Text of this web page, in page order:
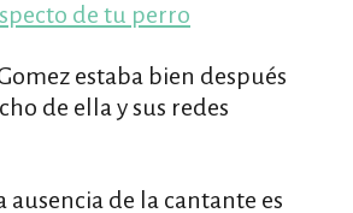
de tu perro
estaba bien después
de ella y sus redes
de la cantante es